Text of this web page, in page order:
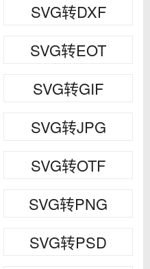
SVG转DXF
SVG转EOT
SVG转GIF
SVG转JPG
SVG转OTF
SVG转PNG
SVG转PSD